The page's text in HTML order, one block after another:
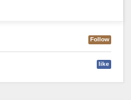
Follow
like